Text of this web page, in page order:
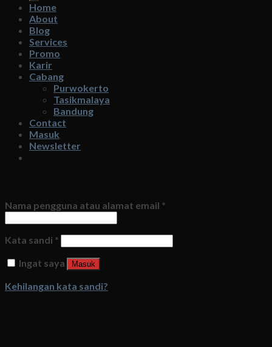
Home
About
Blog
Services
Promo
Karir
Cabang
Purwokerto
Tasikmalaya
Bandung
Contact
Masuk
Newsletter
Nama pengguna atau alamat email *
Kata sandi *
Ingat saya
Masuk
Kehilangan kata sandi?